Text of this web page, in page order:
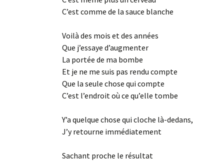
C’est comme de la sauce blanche
Voilà des mois et des années
Que j’essaye d’augmenter
La portée de ma bombe
Et je ne me suis pas rendu compte
Que la seule chose qui compte
C’est l’endroit où ce qu’elle tombe
Y’a quelque chose qui cloche là-dedans,
J’y retourne immédiatement
Sachant proche le résultat